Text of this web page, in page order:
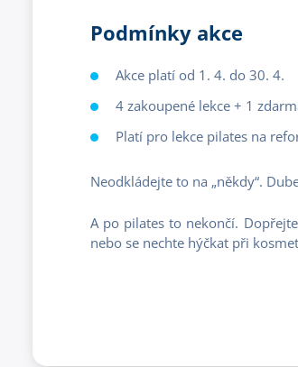
Podmínky akce
Akce platí od 1. 4. do 30. 4.
4 zakoupené lekce + 1
Platí pro lekce pilates na
Neodkládejte to na „někdy“.
A po pilates to nekončí.
nebo se nechte hýčkat při